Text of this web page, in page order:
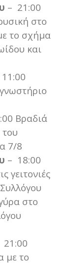
– 21:00
στο
το σχήμα
και
Βραδιά
7/8
– 18:00
γειτονιές
στο
21:00
με το